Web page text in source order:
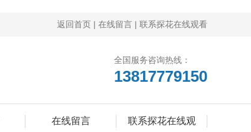
返回首页 | 在线留言 | 联系探花在线观看
全国服务咨询热线：
13817779150
在线留言 联系探花在线观